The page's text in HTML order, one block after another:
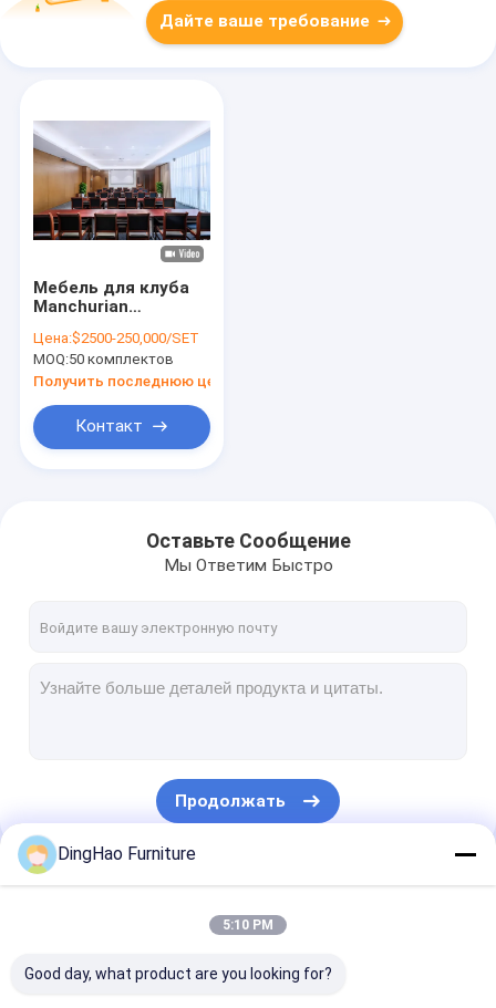
Домой
Видеозаписи
Дайте ваше требование
Мебель для клуба
Manchurian
Мастерство
изготовления
мебели. Уличная
мебель. Клубные
кресла. ODM
Цена:$2500-250,000/SET
MOQ:50 комплектов
Получить последнюю цену
Контакт
Оставьте Сообщение
Мы Ответим Быстро
Продолжать
Наши Категории
DingHao Furniture
5:10 PM
Good day, what product are you looking for?